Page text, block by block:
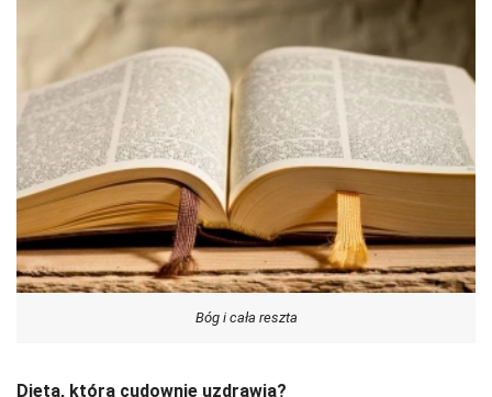
Bóg i cała reszta
Dieta, która cudownie uzdrawia?